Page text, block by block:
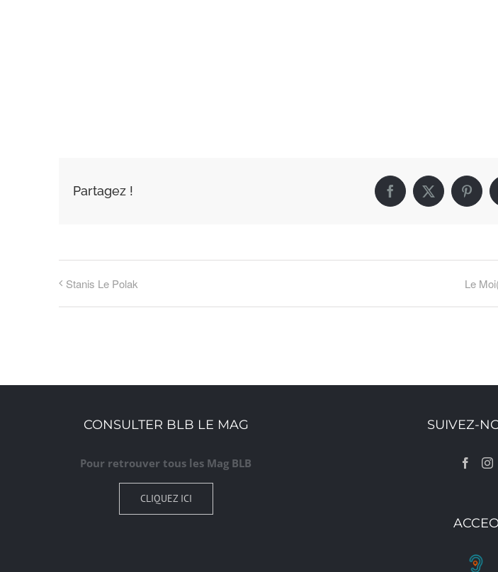
Partagez ! Facebook
X
Stanis Le Polak Le
CONSULTER BLB LE MAG
Pour retrouver tous les Mag BLB
CLIQUEZ ICI
SUIVEZ-